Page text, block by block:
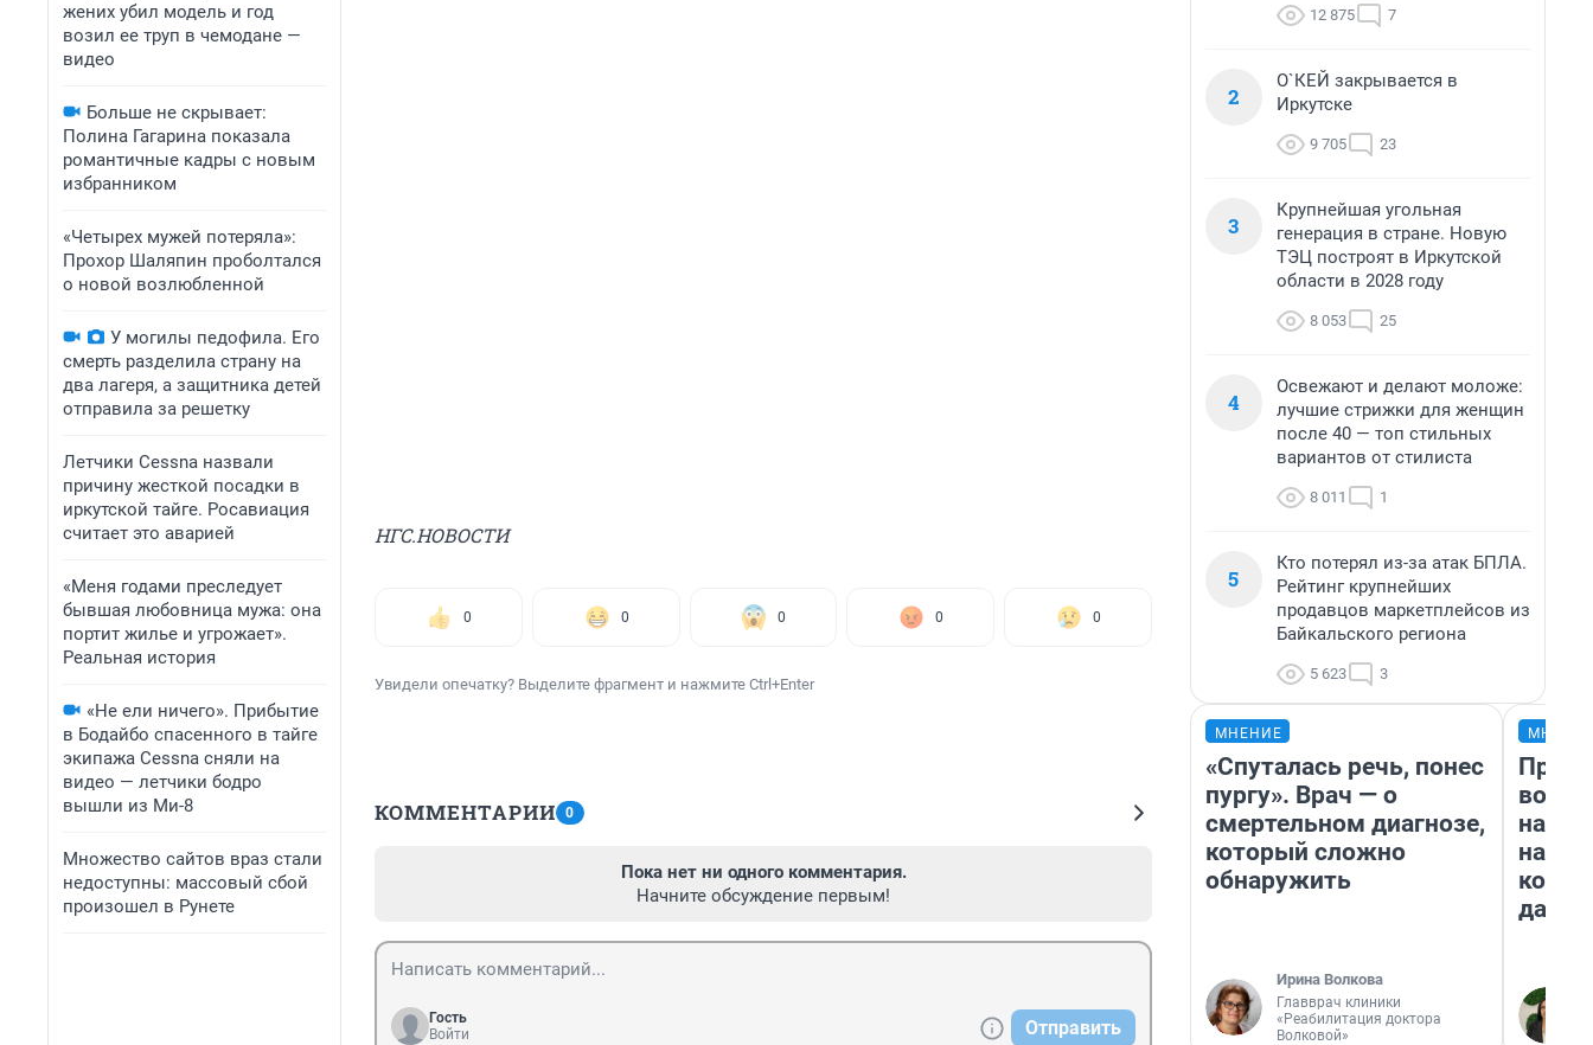
жених убил модель и год
возил ее труп в чемодане —
видео
Больше не скрывает:
Полина Гагарина показала
романтичные кадры с новым
избранником
«Четырех мужей потеряла»:
Прохор Шаляпин проболтался
о новой возлюбленной
У могилы педофила. Его
смерть разделила страну на
два лагеря, а защитника детей
отправила за решетку
Летчики Cessna назвали
причину жесткой посадки в
иркутской тайге. Росавиация
считает это аварией
«Меня годами преследует
бывшая любовница мужа: она
портит жилье и угрожает».
Реальная история
«Не ели ничего». Прибытие
в Бодайбо спасенного в тайге
экипажа Cessna сняли на
видео — летчики бодро
вышли из Ми-8
Множество сайтов враз стали
недоступны: массовый сбой
произошел в Рунете
НГС.НОВОСТИ
0 0 0 0 0
Увидели опечатку? Выделите фрагмент и нажмите Ctrl+Enter
КОММЕНТАРИИ 0
Пока нет ни одного комментария.
Начните обсуждение первым!
Гость
Войти
Отправить
12 875 7
2
О`КЕЙ закрывается в
Иркутске
9 705 23
3
Крупнейшая угольная
генерация в стране. Новую
ТЭЦ построят в Иркутской
области в 2028 году
8 053 25
4
Освежают и делают моложе:
лучшие стрижки для женщин
после 40 — топ стильных
вариантов от стилиста
8 011 1
5
Кто потерял из-за атак БПЛА.
Рейтинг крупнейших
продавцов маркетплейсов из
Байкальского региона
5 623 3
МНЕНИЕ
«Спуталась речь, понес
пургу». Врач — о
смертельном диагнозе,
который сложно
обнаружить
Ирина Волкова
Главврач клиники
«Реабилитация доктора
Волковой»
нам
даже